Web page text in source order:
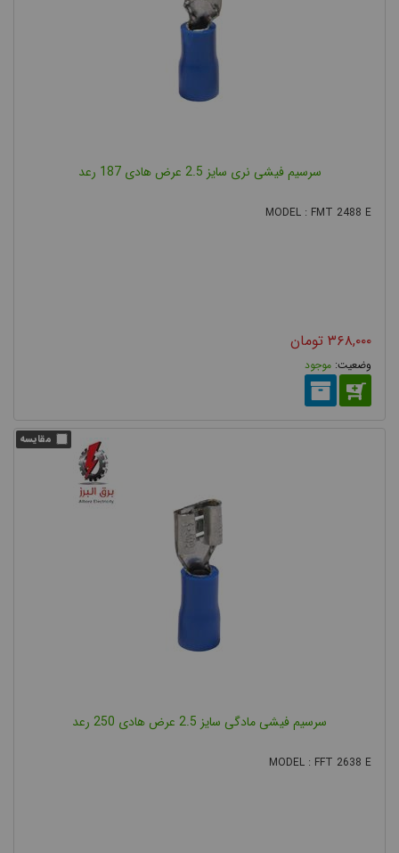
سرسیم فیشی نری سایز 2.5 عرض هادی 187 رعد
MODEL : FMT 2488 E
۳۶۸,۰۰۰ تومان
موجود
سرسیم فیشی مادگی سایز 2.5 عرض هادی 250 رعد
MODEL : FFT 2638 E